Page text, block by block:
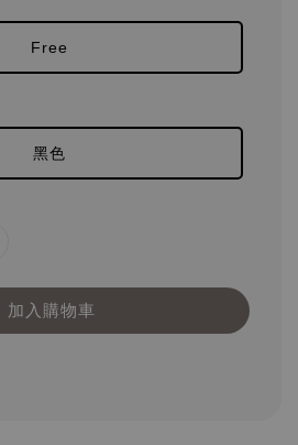
Free
黑色
加入購物車